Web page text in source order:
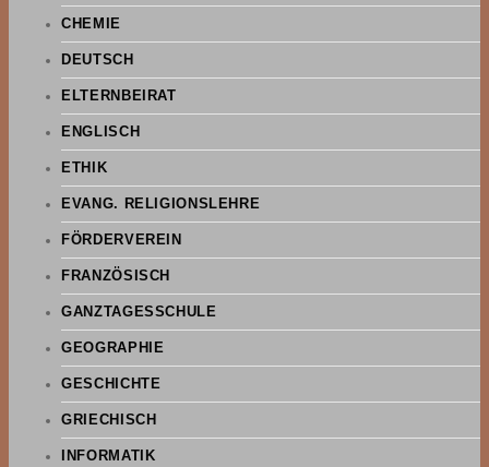
CHEMIE
DEUTSCH
ELTERNBEIRAT
ENGLISCH
ETHIK
EVANG. RELIGIONSLEHRE
FÖRDERVEREIN
FRANZÖSISCH
GANZTAGESSCHULE
GEOGRAPHIE
GESCHICHTE
GRIECHISCH
INFORMATIK